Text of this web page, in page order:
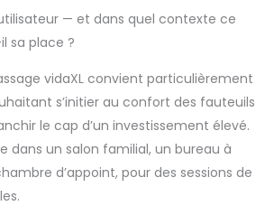
— et dans quel contexte ce
sa place ?
vidaXL convient particulièrement
s’initier au confort des fauteuils
le cap d’un investissement élevé.
dans un salon familial, un bureau à
d’appoint, pour des sessions de